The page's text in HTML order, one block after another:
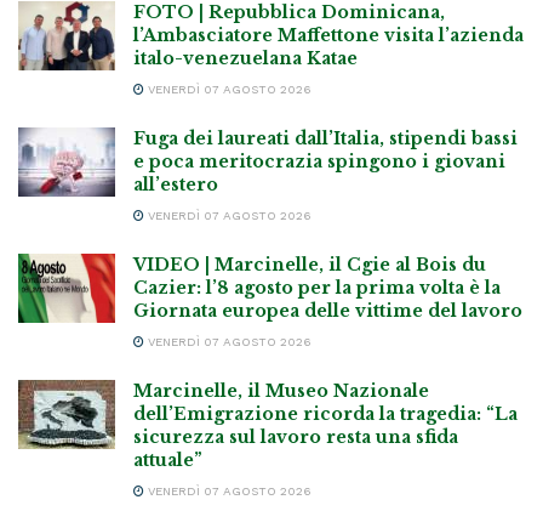
FOTO | Repubblica Dominicana,
l’Ambasciatore Maffettone visita l’azienda
italo-venezuelana Katae
VENERDÌ 07 AGOSTO 2026
Fuga dei laureati dall’Italia, stipendi bassi
e poca meritocrazia spingono i giovani
all’estero
VENERDÌ 07 AGOSTO 2026
VIDEO | Marcinelle, il Cgie al Bois du
Cazier: l’8 agosto per la prima volta è la
Giornata europea delle vittime del lavoro
VENERDÌ 07 AGOSTO 2026
Marcinelle, il Museo Nazionale
dell’Emigrazione ricorda la tragedia: “La
sicurezza sul lavoro resta una sfida
attuale”
VENERDÌ 07 AGOSTO 2026